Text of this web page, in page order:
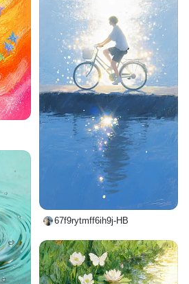
67f9rytmff6ih9j-HB